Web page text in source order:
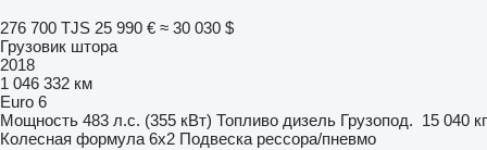
276 700 TJS 25 990 € ≈ 30 030 $
Грузовик штора
2018
1 046 332 км
Euro 6
Мощность 483 л.с. (355 кВт) Топливо дизель Грузопод. 15 040 кг
Колесная формула 6x2 Подвеска рессора/пневмо